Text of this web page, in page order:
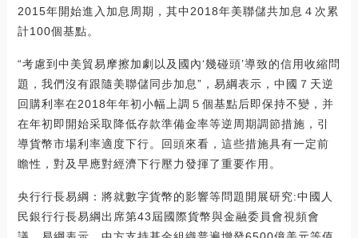
2015年開始進入加息周期，其中2018年美聯儲共加息４次累
計100個基點。
“考慮到中美貿易摩擦加劇以及國內‘幾碰頭’導致的信用收縮問
題，我們沒有跟隨美聯儲同步加息”，易綱表示，中國７天逆
回購利率在2018年年初小幅上調５個基點后即保持不變，并
在年初即開始采取降低存款準備金率等逆周期調節措施，引
導貨幣市場利率適度下行。回頭來看，這些措施具有一定前
瞻性，對及早應對經濟下行壓力發揮了重要作用。
央行行長易綱：將就數字貨幣的影響等問題開展研究:中國人
民銀行行長易綱出席第43屆國際貨幣與金融委員會視頻會